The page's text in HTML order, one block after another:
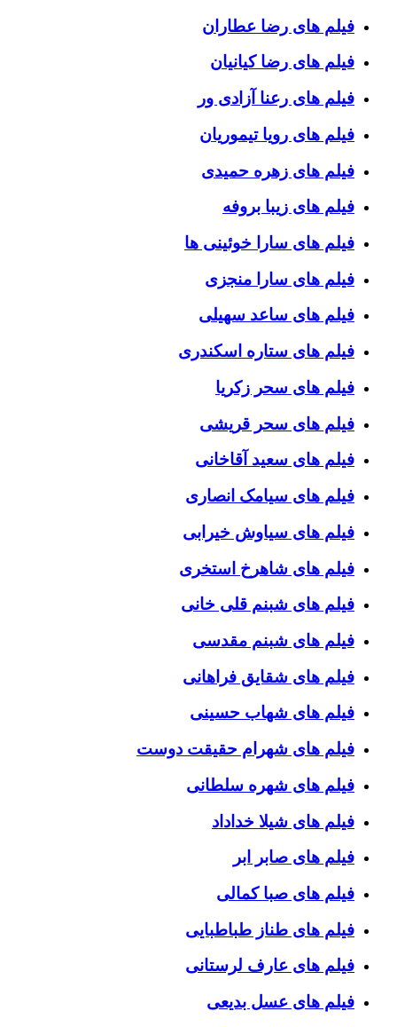
فیلم های رضا عطاران
فیلم های رضا کیانیان
فیلم های رعنا آزادی ور
فیلم های رویا تیموریان
فیلم های زهره حمیدی
فیلم های زیبا بروفه
فیلم های سارا خوئینی ها
فیلم های سارا منجزی
فیلم های ساعد سهیلی
فیلم های ستاره اسکندری
فیلم های سحر زکریا
فیلم های سحر قریشی
فیلم های سعید آقاخانی
فیلم های سیامک انصاری
فیلم های سیاوش خیرابی
فیلم های شاهرخ استخری
فیلم های شبنم قلی خانی
فیلم های شبنم مقدسی
فیلم های شقایق فراهانی
فیلم های شهاب حسینی
فیلم های شهرام حقیقت دوست
فیلم های شهره سلطانی
فیلم های شیلا خداداد
فیلم های صابر ابر
فیلم های صبا کمالی
فیلم های طناز طباطبایی
فیلم های عارف لرستانی
فیلم های عسل بدیعی